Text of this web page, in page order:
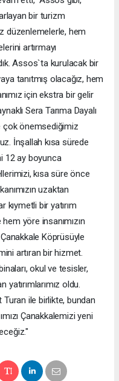
bir turizm
düzenlemelerle, hem
artırmayı
Assos`ta kurulacak bir
tanıtmış olacağız, hem
için ekstra bir gelir
Sera Tarıma Dayalı
çok önemsediğimiz
İnşallah kısa sürede
12 ay boyunca
kısa süre önce
uzaktan
kıymetli bir yatırım
yöre insanımızın
Köprüsüyle
artıran bir hizmet.
okul ve tesisler,
yatırımlarımız oldu.
ile birlikte, bundan
Çanakkalemizi yeni